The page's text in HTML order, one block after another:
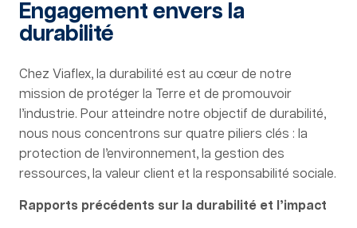
Engagement envers la
durabilité
Chez Viaflex, la durabilité est au cœur de notre
mission de protéger la Terre et de promouvoir
l’industrie. Pour atteindre notre objectif de durabilité,
nous nous concentrons sur quatre piliers clés : la
protection de l’environnement, la gestion des
ressources, la valeur client et la responsabilité sociale.
Rapports précédents sur la durabilité et l’impact